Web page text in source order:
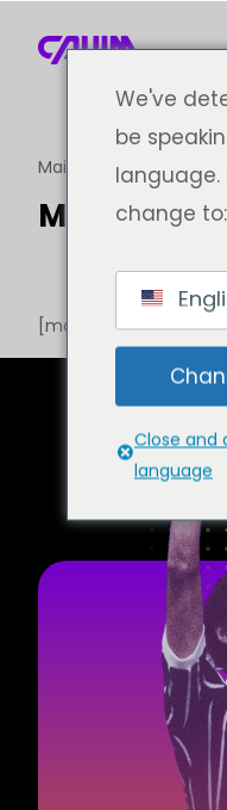
Maison MailPoet
MailPoet
[mailpoet_page]
We've
be
language.
change to:
Close and
language